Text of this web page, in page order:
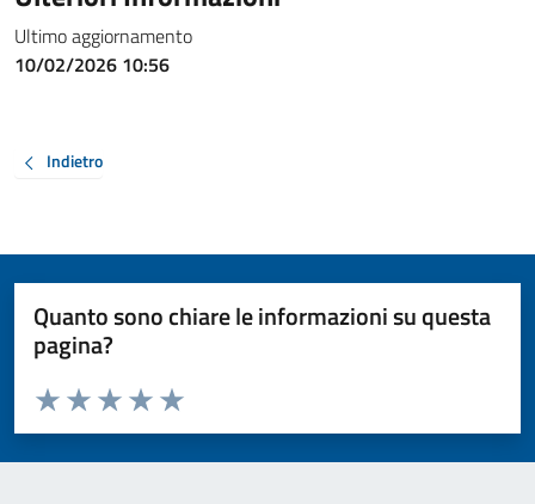
Ultimo aggiornamento
10/02/2026 10:56
Indietro
Quanto sono chiare le informazioni su questa
pagina?
Valuta da 1 a 5 stelle la pagina
Valuta 5 stelle su 5
Valuta 4 stelle su 5
Valuta 3 stelle su 5
Valuta 2 stelle su 5
Valuta 1 stelle su 5